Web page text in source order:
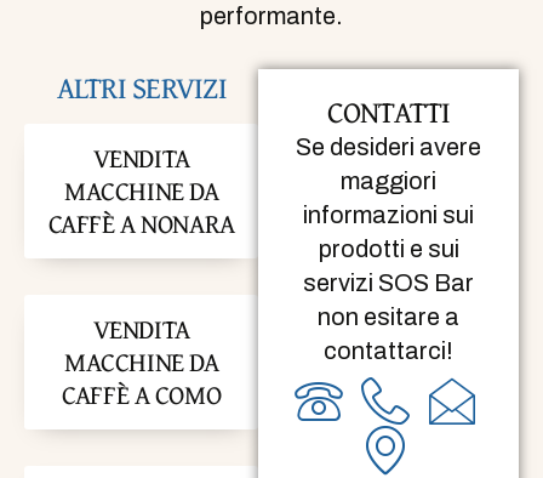
ALTRI SERVIZI
VENDITA
MACCHINE DA
CAFFÈ A NONARA
VENDITA
MACCHINE DA
CAFFÈ A COMO
CONTATTI
Se desideri avere
maggiori
informazioni sui
prodotti e sui
servizi SOS Bar
non esitare a
contattarci!
performante.